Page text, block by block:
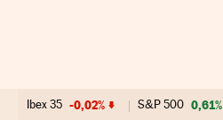
Ibex 35 -0,02% S&P 500 0,61%